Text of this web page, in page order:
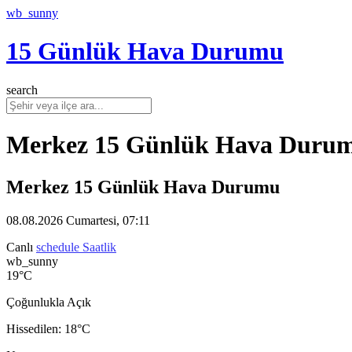
wb_sunny
15 Günlük Hava Durumu
search
Merkez 15 Günlük Hava
Merkez 15 Günlük Hava Durumu
08.08.2026 Cumartesi, 07:11
Canlı schedule Saatlik
wb_sunny
19°C
Çoğunlukla Açık
Hissedilen: 18°C